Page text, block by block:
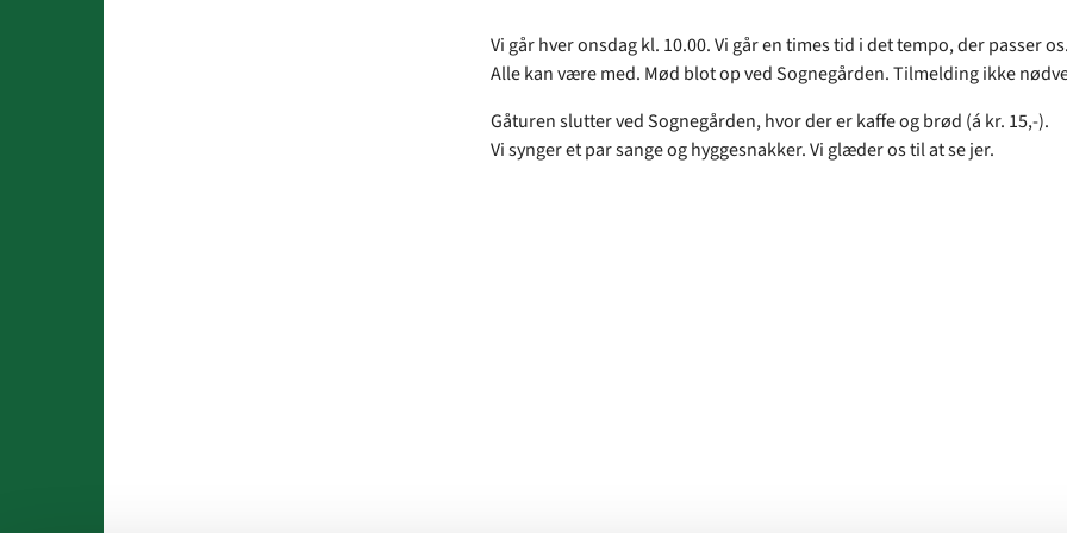
Vi går hver onsdag kl. 10.00. Vi går en times tid i det tempo, der passer os.
Alle kan være med. Mød blot op ved Sognegården. Tilmelding ikke
Gåturen slutter ved Sognegården, hvor der er kaffe og brød (á kr. 15,-).
Vi synger et par sange og hyggesnakker. Vi glæder os til at se jer.